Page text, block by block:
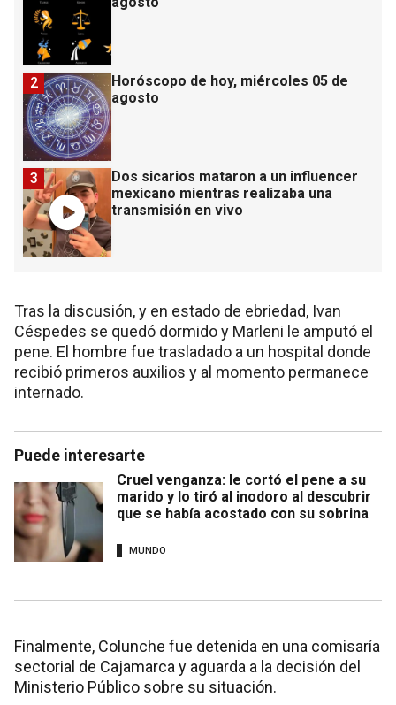
Horóscopo de hoy, miércoles 05 de
agosto
2
Dos sicarios mataron a un influencer
mexicano mientras realizaba una
transmisión en vivo
3
Tras la discusión, y en estado de ebriedad, Ivan
Céspedes se quedó dormido y Marleni le amputó el
pene. El hombre fue trasladado a un hospital donde
recibió primeros auxilios y al momento permanece
internado.
Puede interesarte
Cruel venganza: le cortó el pene a su
marido y lo tiró al inodoro al descubrir
que se había acostado con su sobrina
MUNDO
Finalmente, Colunche fue detenida en una comisaría
sectorial de Cajamarca y aguarda a la decisión del
Ministerio Público sobre su situación.